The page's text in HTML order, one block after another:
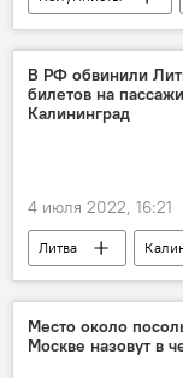
Гитанас Науседа
энергетика
В РФ обвинили
билетов на
Калининград
4 июля 2022, 16:21
Литва
Калининградская
Экономика
билеты
Место около
Москве назовут в